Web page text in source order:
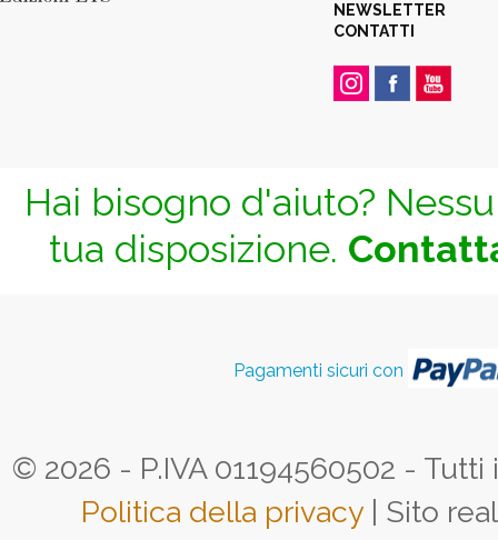
NEWSLETTER
CONTATTI
Hai bisogno d'aiuto?
tua disposizione.
Pagamenti sicuri con
© 2026 - P.IVA 01194560502 -
Politica della privacy | Sito